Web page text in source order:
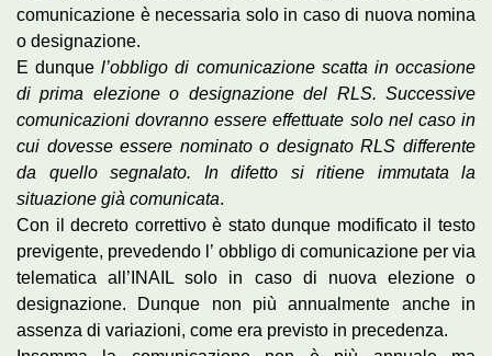
comunicazione è necessaria solo in caso di nuova nomina
o designazione.
E dunquel’obbligo di comunicazione scatta in occasione
di prima elezione o designazione del RLS. Successive
comunicazioni dovranno essere effettuate solo nel caso in
cui dovesse essere nominato o designato RLS differente
da quello segnalato. In difetto si ritiene immutata la
situazione già comunicata.
Con il decreto correttivo è stato dunque modificato il testo
previgente, prevedendo l’ obbligo di comunicazione per via
telematica all’INAIL solo in caso di nuova elezione o
designazione. Dunque non più annualmente anche in
assenza di variazioni, come era previsto in precedenza.